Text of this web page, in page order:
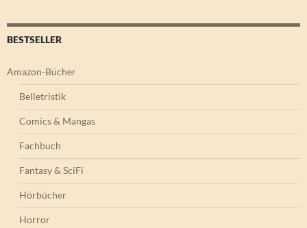
BESTSELLER
Amazon-Bücher
Belletristik
Comics & Mangas
Fachbuch
Fantasy & SciFi
Hörbücher
Horror